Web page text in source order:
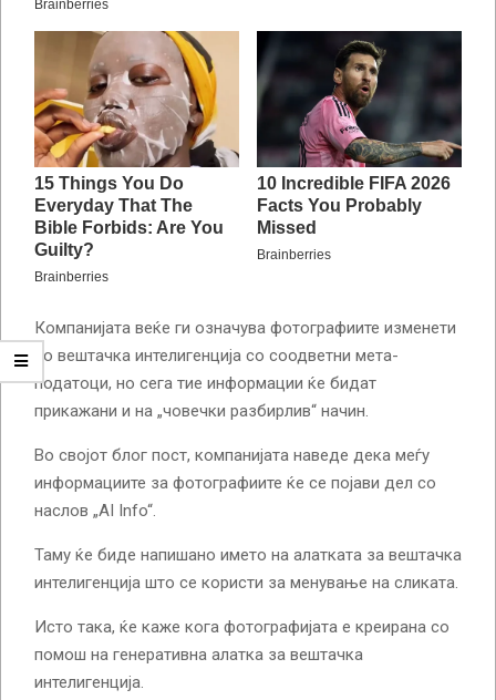
Компанијата веќе ги означува фотографиите изменети
со вештачка интелигенција со соодветни мета-
податоци, но сега тие информации ќе бидат
прикажани и на „човечки разбирлив“ начин.
Во својот блог пост, компанијата наведе дека меѓу
информациите за фотографиите ќе се појави дел со
наслов „AI Info“.
Таму ќе биде напишано името на алатката за вештачка
интелигенција што се користи за менување на сликата.
Исто така, ќе каже кога фотографијата е креирана со
помош на генеративна алатка за вештачка
интелигенција.